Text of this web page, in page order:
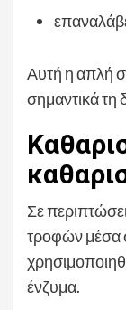
Αυτή η απλή
σημαντικά
Σε
τροφών μέσα
ένζυμα.